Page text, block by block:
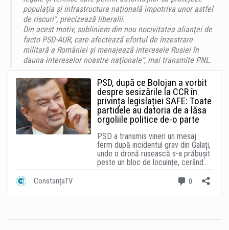
populaţia şi infrastructura naţională împotriva unor astfel
de riscuri”, precizează liberalii.
Din acest motiv, subliniem din nou nocivitatea alianţei de
facto PSD-AUR, care afectează efortul de înzestrare
militară a României şi menajează interesele Rusiei în
dauna intereselor noastre naţionale”, mai transmite PNL.